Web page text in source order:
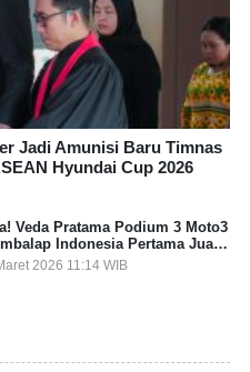
Jadi Amunisi Baru Timnas
Hyundai Cup 2026
Veda Pratama Podium 3 Moto3
Indonesia Pertama Juara
2026 11:14 WIB